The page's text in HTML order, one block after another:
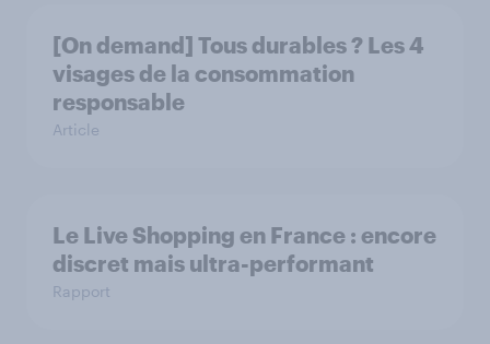
[On demand] Tous durables ? Les 4
visages de la consommation
responsable
Article
Le Live Shopping en France : encore
discret mais ultra-performant
Rapport